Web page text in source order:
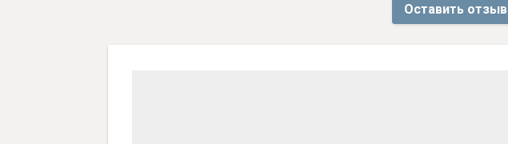
Оставить отзыв